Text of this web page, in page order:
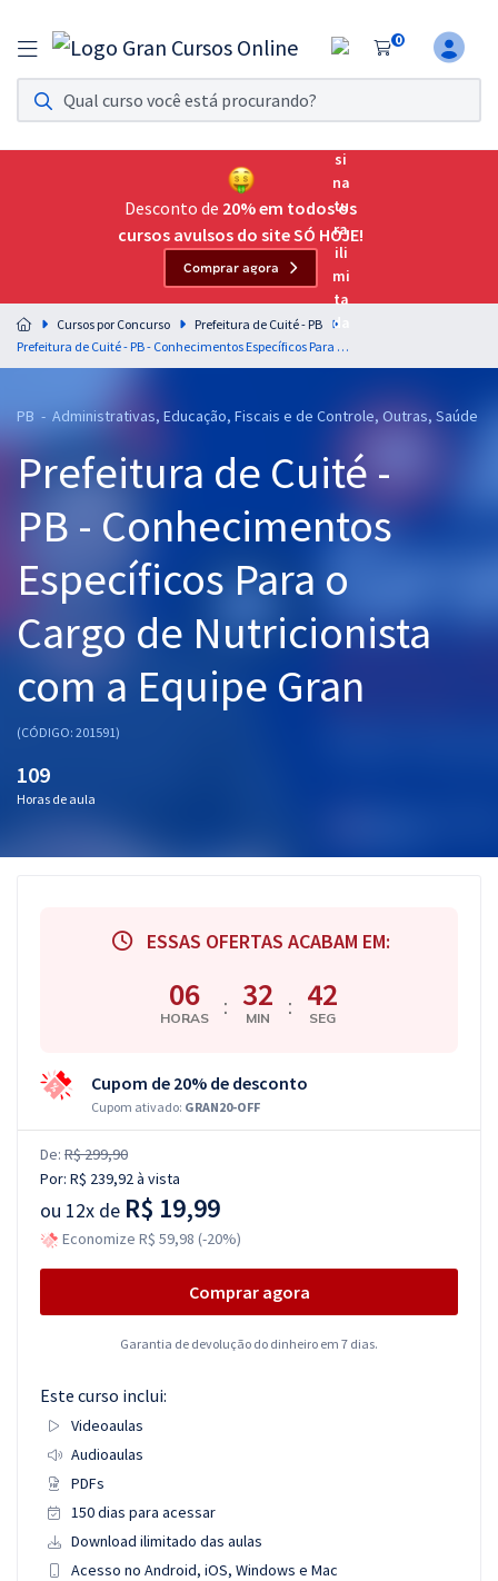
0
Assinatura Ilimitada 11
Acesso a todos os cursos. Teste grátis por 7 dias!
Assinatura OAB Até Passar
Acesso ilimitado a toda preparação para o Exame da
Residências Multiprofissionais
Preparação completa e intensiva para as principais
residências em saúde do Brasil
Cursos 20% OFF
Pós
Graduação
OAB
Questões grátis
Conteúdo gratuito
Aprovados
Desconto de 20% em todos os
cursos avulsos do site SÓ HOJE!
Comprar agora
Cursos por Concurso
Prefeitura de Cuité - PB
Prefeitura de Cuité - PB - Conhecimentos Específicos Para o Cargo de Nutricionista com a Equipe Gran
PB - Administrativas, Educação, Fiscais e de Controle, Outras, Saúde
Prefeitura de Cuité -
PB - Conhecimentos
Específicos Para o
Cargo de Nutricionista
com a Equipe Gran
(CÓDIGO: 201591)
109
Horas de aula
ESSAS OFERTAS ACABAM EM:
06
HORAS : 32
MIN : 41
SEG
Cupom de 20% de desconto
Cupom ativado: GRAN20-OFF
De: R$ 299,90
Por: R$ 239,92à vista
ou 12x de R$ 19,99
Economize R$ 59,98 (-20%)
Comprar agora
Garantia de devolução do dinheiro em 7 dias.
Este curso inclui:
Videoaulas
Audioaulas
PDFs
150 dias para acessar
Download ilimitado das aulas
Acesso no Android, iOS, Windows e Mac